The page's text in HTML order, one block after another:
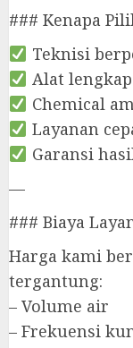
### Kenapa
Teknisi
Alat lengkap
Chemical
Layanan
Garansi
—
### Biaya
Harga kami
tergantung:
– Volume air
– Frekuensi